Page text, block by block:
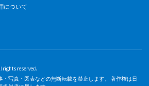
について
rights reserved.
・写真・図表などの無断転載を禁止します。 著作権は日